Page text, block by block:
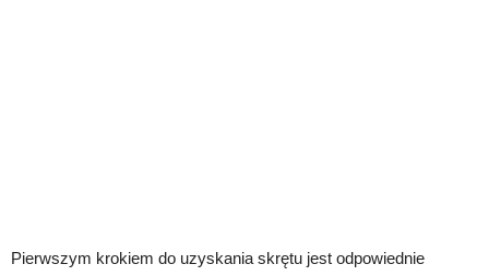
Pierwszym krokiem do uzyskania skrętu jest odpowiednie